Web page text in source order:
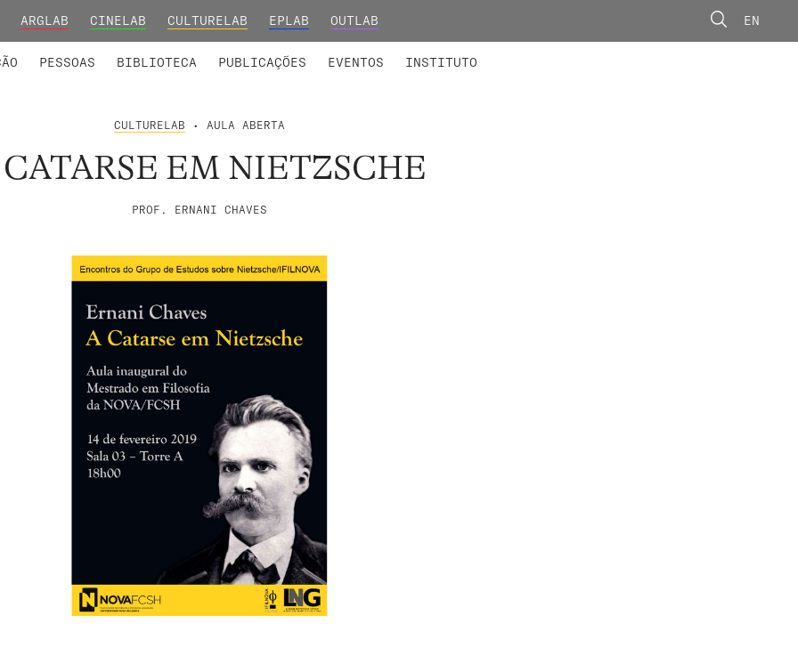
ARGLAB CINELAB CULTURELAB EPLAB OUTLAB EN
PESSOAS BIBLIOTECA PUBLICAÇÕES EVENTOS INSTITUTO
CULTURELAB • AULA ABERTA
EM NIETZSCHE
PROF. ERNANI CHAVES